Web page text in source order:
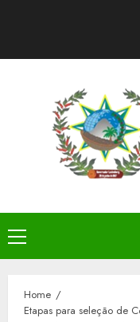
Primary
Menu
Home
Etapas para seleção de